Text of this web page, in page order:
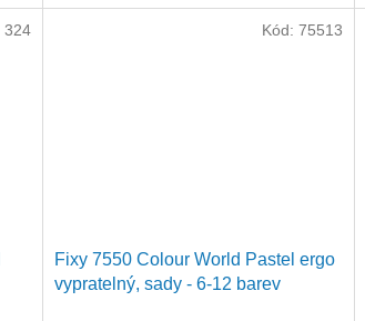
324
Fixy 7550 Colour World Pastel ergo
vypratelný, sady - 6-12 barev
Kód: 75513